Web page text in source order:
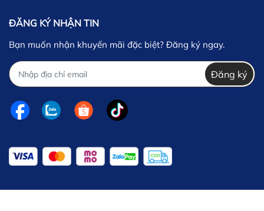
ĐĂNG KÝ NHẬN TIN
Bạn muốn nhận khuyến mãi đặc biệt? Đăng ký ngay.
Đăng ký